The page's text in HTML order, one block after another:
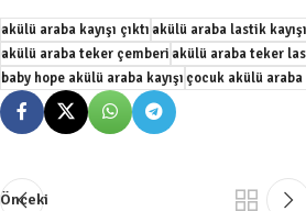
akülü araba kayışı çıktıakülü araba lastik kayışı
akülü araba teker çemberiakülü araba teker
baby hope akülü araba kayışıçocuk akülü araba
Önceki